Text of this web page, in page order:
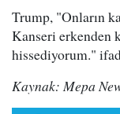
Trump, "Onların
Kanseri erkenden
hissediyorum."
Kaynak: Mepa